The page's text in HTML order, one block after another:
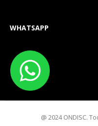
WHATSAPP
@ 2024 ONDISC.